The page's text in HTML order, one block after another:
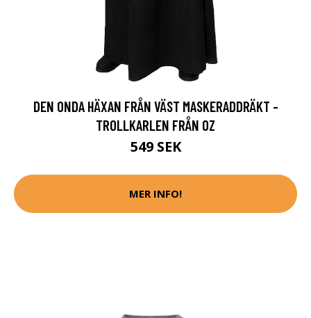
DEN ONDA HÄXAN FRÅN VÄST MASKERADDRÄKT -
TROLLKARLEN FRÅN OZ
549 SEK
MER INFO!